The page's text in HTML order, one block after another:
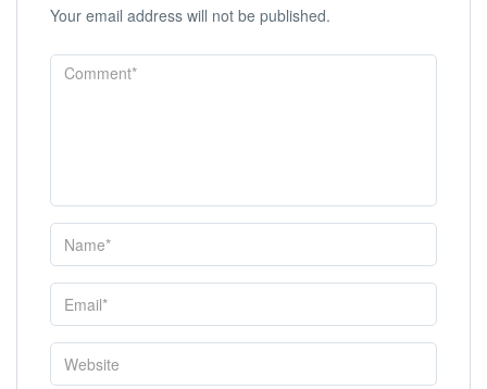
Your email address will not be published.